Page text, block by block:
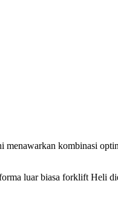
kombinasi
luar biasa forklift Heli